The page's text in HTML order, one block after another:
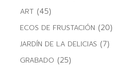
ART (45)
ECOS DE FRUSTACIÓN (20)
JARDÍN DE LA DELICIAS (7)
GRABADO (25)